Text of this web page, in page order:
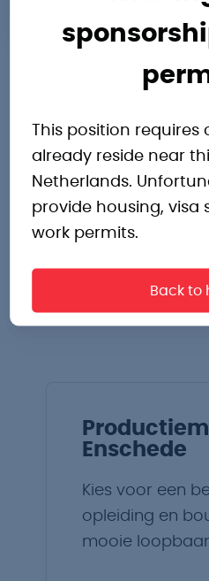
This position requires
already reside near
Netherlands.
provide housing, visa
work permits.
Back to
Andere
vacatures
Enschede
Kies voor een
opleiding en
mooie